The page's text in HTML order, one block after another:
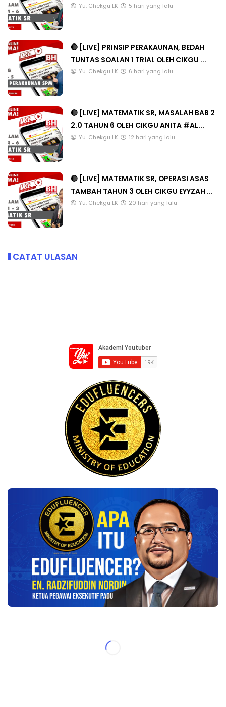
Yu. Chekgu LK 5 hari yang lalu
🔴 [LIVE] PRINSIP PERAKAUNAN, BEDAH
TUNTAS SOALAN 1 TRIAL OLEH CIKGU ...
Yu. Chekgu LK 6 hari yang lalu
🔴 [LIVE] MATEMATIK SR, MASALAH BAB 2
2.0 TAHUN 6 OLEH CIKGU ANITA #AL...
Yu. Chekgu LK 12 hari yang lalu
🔴 [LIVE] MATEMATIK SR, OPERASI ASAS
TAMBAH TAHUN 3 OLEH CIKGU EYYZAH ...
Yu. Chekgu LK 20 hari yang lalu
CATAT ULASAN